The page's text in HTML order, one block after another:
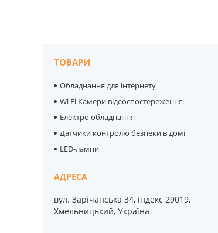
ТОВАРИ
Обладнання для інтернету
Wi Fi Камери відеоспостереження
Електро обладнання
Датчики контролю безпеки в домі
LED-лампи
вул. Зарічанська 34, індекс 29019,
Хмельницький, Україна